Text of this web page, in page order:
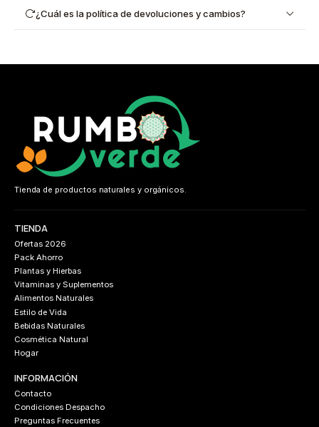
¿Cuál es la política de devoluciones y cambios?
Tienda de productos naturales y orgánicos.
TIENDA
Ofertas 2026
Pack Ahorro
Plantas y Hierbas
Vitaminas y Suplementos
Alimentos Naturales
Estilo de Vida
Bebidas Naturales
Cosmética Natural
Hogar
INFORMACIÓN
Contacto
Condiciones Despacho
Preguntas Frecuentes